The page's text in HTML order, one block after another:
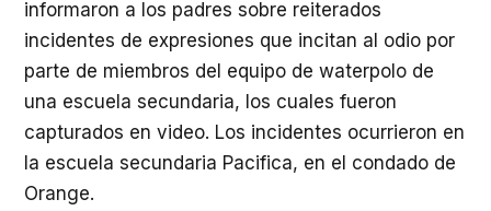
informaron a los padres sobre reiterados
incidentes de expresiones que incitan al odio por
parte de miembros del equipo de waterpolo de
una escuela secundaria, los cuales fueron
capturados en video. Los incidentes ocurrieron en
la escuela secundaria Pacifica, en el condado de
Orange.